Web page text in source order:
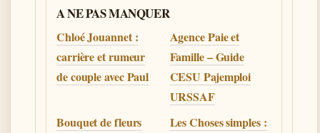
A NE PAS MANQUER
Chloé Jouannet :
carrière et rumeur
de couple avec Paul
Agence Paie et
Famille – Guide
CESU Pajemploi
URSSAF
Bouquet de fleurs
Les Choses simples :